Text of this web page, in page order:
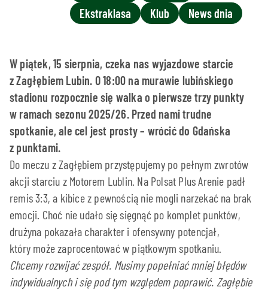
Ekstraklasa
Klub News dnia
W piątek, 15 sierpnia, czeka nas wyjazdowe starcie
z Zagłębiem Lubin. O 18:00 na murawie lubińskiego
stadionu rozpocznie się walka o pierwsze trzy punkty
w ramach sezonu 2025/26. Przed nami trudne
spotkanie, ale cel jest prosty – wrócić do Gdańska
z punktami.
Do meczu z Zagłębiem przystępujemy po pełnym zwrotów
akcji starciu z Motorem Lublin. Na Polsat Plus Arenie padł
remis 3:3, a kibice z pewnością nie mogli narzekać na brak
emocji. Choć nie udało się sięgnąć po komplet punktów,
drużyna pokazała charakter i ofensywny potencjał,
który może zaprocentować w piątkowym spotkaniu.
Chcemy rozwijać zespół. Musimy popełniać mniej błędów
indywidualnych i się pod tym względem poprawić. Zagłębie